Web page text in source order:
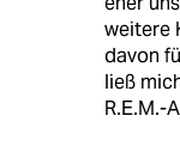
weitere
davon
ließ
R.E.M.-